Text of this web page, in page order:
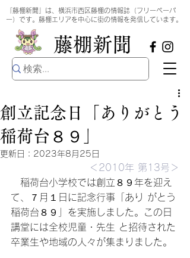
​藤棚新聞
「藤棚新聞」は、横浜市西区藤棚の情報誌（フリーペーパ
ー）です。藤棚エリアを中心に街の情報を発信しています。
創立記念日「ありがとう
稲荷台８９」
更新日： 2023年8月25日
＜2010年 第13号＞
稲荷台小学校では創立８９年を迎え
て、７月１日に記念行事「あり がとう
稲荷台８９」を実施しました。この日
講堂には全校児童・先生 と招待された
卒業生や地域の人々が集まりました。